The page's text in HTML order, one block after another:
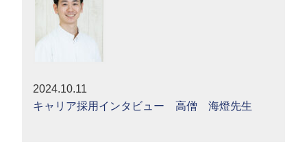
2024.10.11
キャリア採用インタビュー 高僧 海燈先生